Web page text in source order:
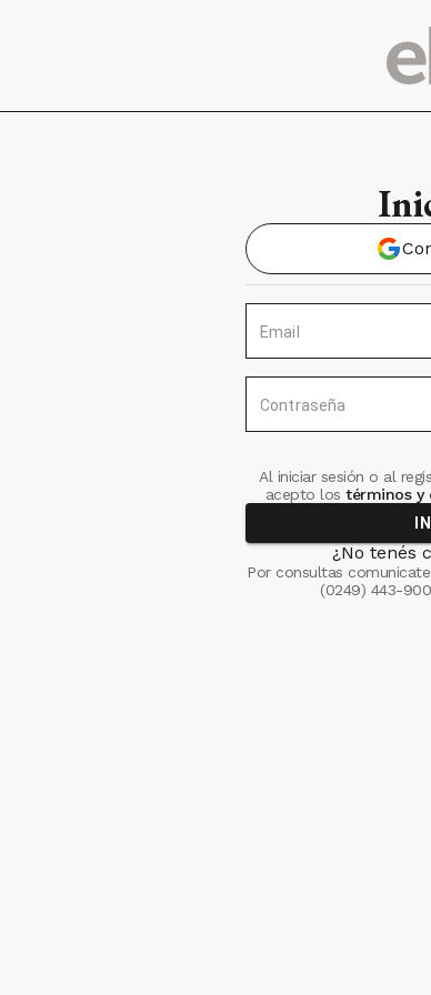
Email
Contraseña
Al iniciar sesión o al
acepto los términos y
¿No tenés
Por consultas comunicate
(0249) 443-